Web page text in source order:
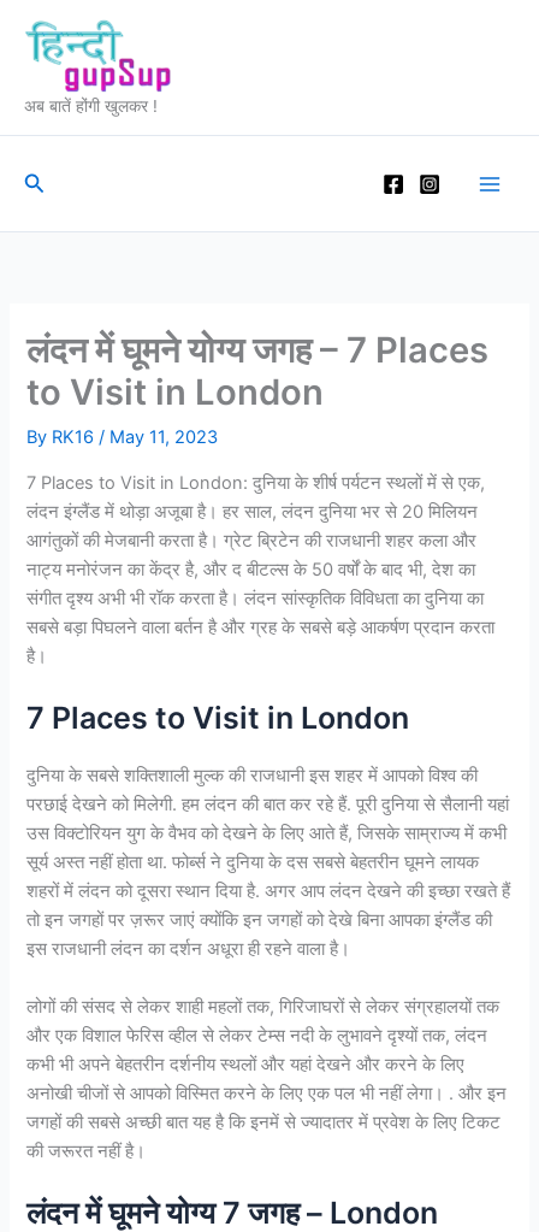
content
अब बातें होंगी खुलकर !
Search
लंदन में घूमने योग्य जगह – 7 Places
to Visit in London
By RK16/ May 11, 2023
7 Places to Visit in London: दुनिया के शीर्ष पर्यटन स्थलों में से एक,
लंदन इंग्लैंड में थोड़ा अजूबा है। हर साल, लंदन दुनिया भर से 20 मिलियन
आगंतुकों की मेजबानी करता है। ग्रेट ब्रिटेन की राजधानी शहर कला और
नाट्य मनोरंजन का केंद्र है, और द बीटल्स के 50 वर्षों के बाद भी, देश का
संगीत दृश्य अभी भी रॉक करता है। लंदन सांस्कृतिक विविधता का दुनिया का
सबसे बड़ा पिघलने वाला बर्तन है और ग्रह के सबसे बड़े आकर्षण प्रदान करता
है।
7 Places to Visit in London
दुनिया के सबसे शक्तिशाली मुल्क की राजधानी इस शहर में आपको विश्व की
परछाई देखने को मिलेगी. हम लंदन की बात कर रहे हैं. पूरी दुनिया से सैलानी यहां
उस विक्टोरियन युग के वैभव को देखने के लिए आते हैं, जिसके साम्राज्य में कभी
सूर्य अस्त नहीं होता था. फोर्ब्स ने दुनिया के दस सबसे बेहतरीन घूमने लायक
शहरों में लंदन को दूसरा स्थान दिया है. अगर आप लंदन देखने की इच्छा रखते हैं
तो इन जगहों पर ज़रूर जाएं क्योंकि इन जगहों को देखे बिना आपका इंग्लैंड की
इस राजधानी लंदन का दर्शन अधूरा ही रहने वाला है।
लोगों की संसद से लेकर शाही महलों तक, गिरिजाघरों से लेकर संग्रहालयों तक
और एक विशाल फेरिस व्हील से लेकर टेम्स नदी के लुभावने दृश्यों तक, लंदन
कभी भी अपने बेहतरीन दर्शनीय स्थलों और यहां देखने और करने के लिए
अनोखी चीजों से आपको विस्मित करने के लिए एक पल भी नहीं लेगा। . और इन
जगहों की सबसे अच्छी बात यह है कि इनमें से ज्यादातर में प्रवेश के लिए टिकट
की जरूरत नहीं है।
लंदन में घूमने योग्य 7 जगह – London